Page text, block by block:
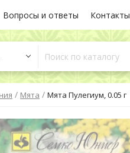
Вопросы и ответы Контакты
/ Мята / Мята Пулегиум, 0.05 г